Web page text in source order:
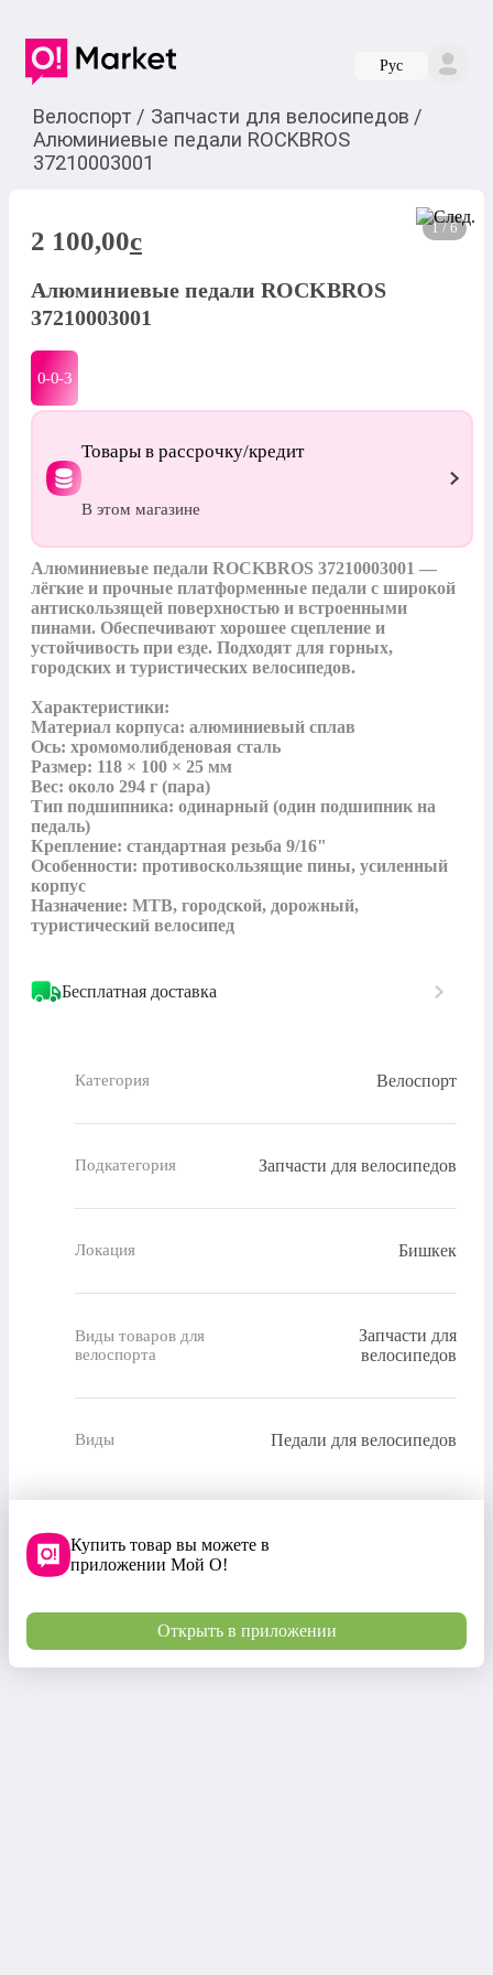
Руc
Велоспорт / Запчасти для велосипедов /
Алюминиевые педали ROCKBROS
37210003001
1 / 6
2 100,00c
Алюминиевые педали ROCKBROS
37210003001
0-0-3
Товары в рассрочку/кредит
В этом магазине
Алюминиевые педали ROCKBROS 37210003001 —
лёгкие и прочные платформенные педали с широкой
антискользящей поверхностью и встроенными
пинами. Обеспечивают хорошее сцепление и
устойчивость при езде. Подходят для горных,
городских и туристических велосипедов.
Характеристики:
Материал корпуса: алюминиевый сплав
Ось: хромомолибденовая сталь
Размер: 118 × 100 × 25 мм
Вес: около 294 г (пара)
Тип подшипника: одинарный (один подшипник на
педаль)
Крепление: стандартная резьба 9/16"
Особенности: противоскользящие пины, усиленный
корпус
Назначение: MTB, городской, дорожный,
туристический велосипед
Бесплатная доставка
Категория Велоспорт
Подкатегория Запчасти для велосипедов
Локация Бишкек
Виды товаров для
велоспорта
Запчасти для
велосипедов
Виды Педали для велосипедов
Купить товар вы можете в
приложении Мой О!
Открыть в приложении